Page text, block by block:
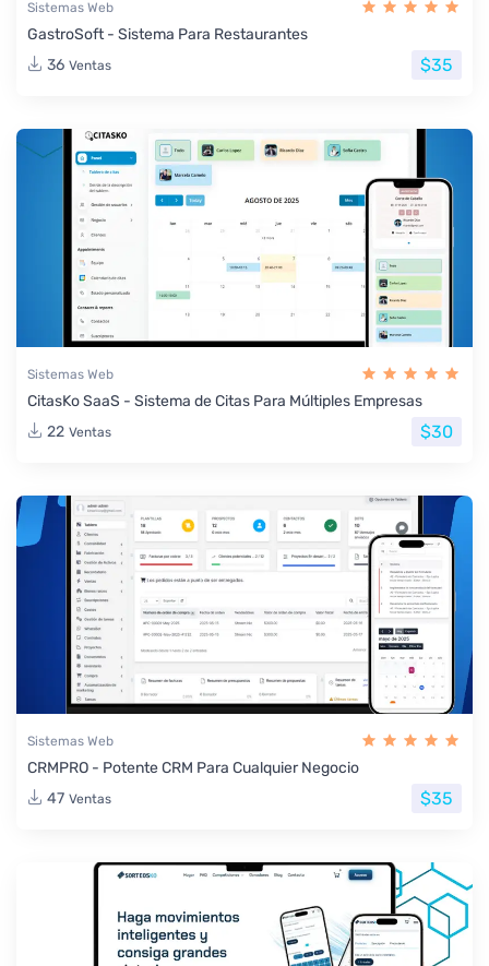
Sistemas Web
GastroSoft - Sistema Para Restaurantes
36 Ventas $35
Sistemas Web
CitasKo SaaS - Sistema de Citas Para Múltiples Empresas
22 Ventas $30
Sistemas Web
CRMPRO - Potente CRM Para Cualquier Negocio
47 Ventas $35